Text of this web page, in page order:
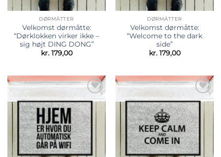
DØRMÅTTER
Velkomst dørmåtte:
“Dørklokken virker ikke –
sig højt DING DONG”
kr.179,00
DØRMÅTTER
Velkomst dørmåtte:
“Welcome to the dark
side”
kr.179,00
Tilføj til
ønskeliste
Tilføj til
ønskeliste